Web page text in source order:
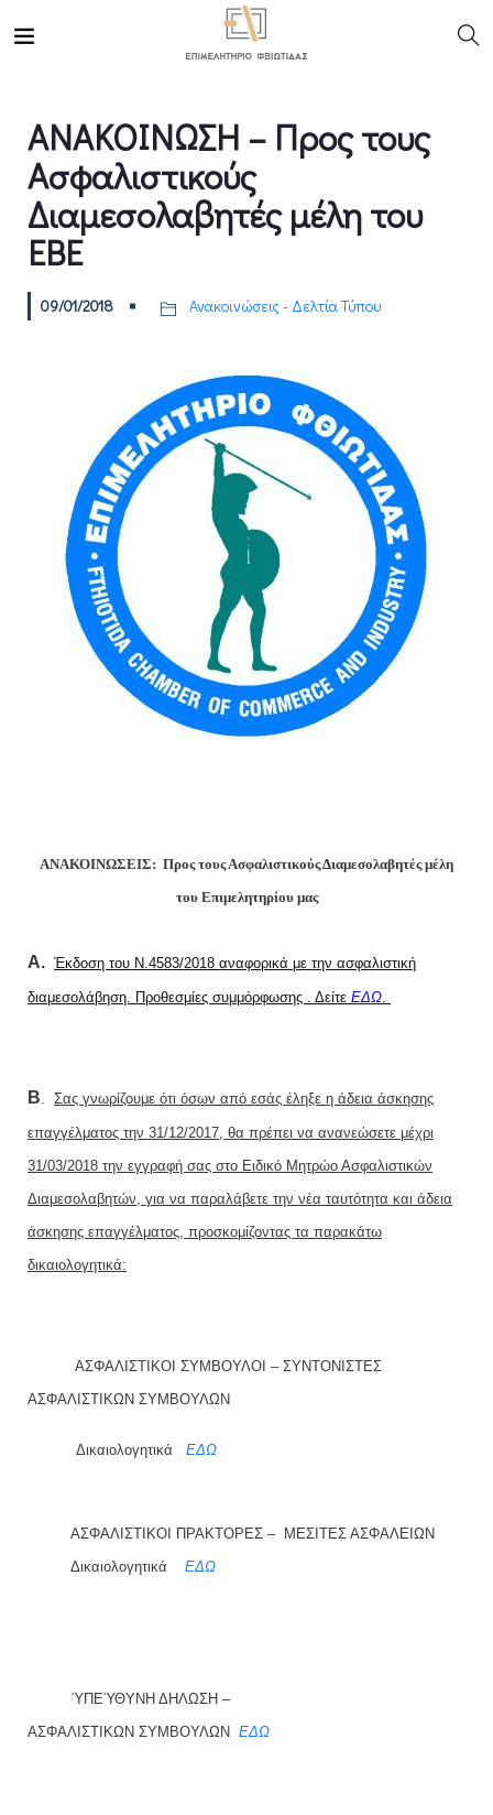
ΑΝΑΚΟΙΝΩΣΗ – Προς τους
Ασφαλιστικούς
Διαμεσολαβητές μέλη του
ΕΒΕ
09/01/2018 Ανακοινώσεις - Δελτία Τύπου
ΑΝΑΚΟΙΝΩΣEΙΣ: Προς τους Ασφαλιστικούς Διαμεσολαβητέςμέλη
του Επιμελητηρίου μας
Α. Έκδοση του Ν.4583/2018 αναφορικά με την ασφαλιστική
διαμεσολάβηση. Προθεσμίες συμμόρφωσης . Δείτε ΕΔΩ.
Β. Σας γνωρίζουμε ότι όσων από εσάς έληξε η άδεια άσκησης
επαγγέλματος την 31/12/2017, θα πρέπει να ανανεώσετε μέχρι
31/03/2018 την εγγραφή σας στο Ειδικό Μητρώο Ασφαλιστικών
Διαμεσολαβητών, για να παραλάβετε την νέα ταυτότητα και άδεια
άσκησης επαγγέλματος, προσκομίζοντας τα παρακάτω
δικαιολογητικά:
ΑΣΦΑΛΙΣΤΙΚΟΙ ΣΥΜΒΟΥΛΟΙ – ΣΥΝΤΟΝΙΣΤΕΣ
ΑΣΦΑΛΙΣΤΙΚΩΝ ΣΥΜΒΟΥΛΩΝ
Δικαιολογητικά ΕΔΩ
ΑΣΦΑΛΙΣΤΙΚΟΙ ΠΡΑΚΤΟΡΕΣ – ΜΕΣΙΤΕΣ ΑΣΦΑΛΕΙΩΝ
Δικαιολογητικά
ΕΔΩ
ΎΠΕΎΘΥΝΗ ΔΗΛΩΣΗ –
ΑΣΦΑΛΙΣΤΙΚΩΝ ΣΥΜΒΟΥΛΩΝ ΕΔΩ